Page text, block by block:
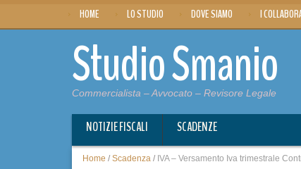
HOME LO STUDIO DOVE SIAMO I
Studio Smanio
Commercialista – Avvocato – Revisore Legale
NOTIZIE FISCALI SCADENZE
Home / Scadenza / IVA – Versamento Iva trimestrale